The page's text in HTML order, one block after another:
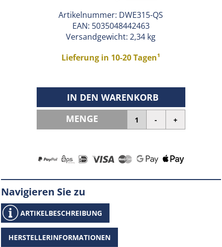
Artikelnummer: DWE315-QS
EAN: 5035048442463
Versandgewicht: 2,34 kg
Lieferung in 10-20 Tagen¹
IN DEN WARENKORB
MENGE
Navigieren Sie zu
ARTIKELBESCHREIBUNG
HERSTELLERINFORMATIONEN